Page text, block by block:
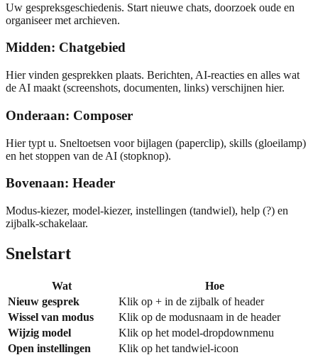
Uw gespreksgeschiedenis. Start nieuwe chats, doorzoek oude en
organiseer met archieven.
Midden: Chatgebied
Hier vinden gesprekken plaats. Berichten, AI-reacties en alles wat
de AI maakt (screenshots, documenten, links) verschijnen hier.
Onderaan: Composer
Hier typt u. Sneltoetsen voor bijlagen (paperclip), skills (gloeilamp)
en het stoppen van de AI (stopknop).
Bovenaan: Header
Modus-kiezer, model-kiezer, instellingen (tandwiel), help (?) en
zijbalk-schakelaar.
Snelstart
Wat
Hoe
Nieuw gesprek
Klik op + in de zijbalk of header
Wissel van modus
Klik op de modusnaam in de header
Wijzig model
Klik op het model-dropdownmenu
Open instellingen
Klik op het tandwiel-icoon